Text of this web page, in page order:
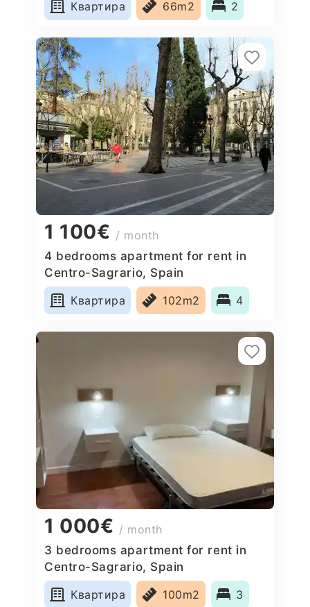
Квартира 66m2 2
1 100€ / month
4 bedrooms apartment for rent in
Centro-Sagrario, Spain
Квартира
102m2 4
1 000€ / month
3 bedrooms apartment for rent in
Centro-Sagrario, Spain
Квартира
100m2 3